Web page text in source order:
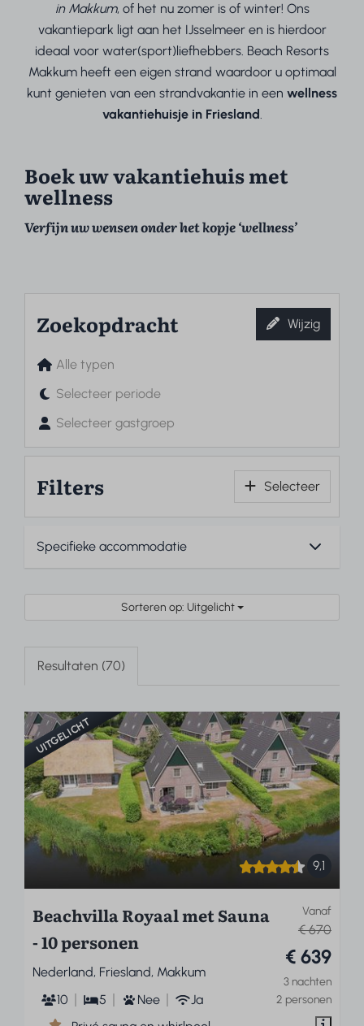
in Makkum, of het nu zomer is of winter! Ons
vakantiepark ligt aan het IJsselmeer en is hierdoor
ideaal voor water(sport)liefhebbers. Beach Resorts
Makkum heeft een eigen strand waardoor u optimaal
kunt genieten van een strandvakantie in een wellness
vakantiehuisje in Friesland.
Boek uw vakantiehuis met
wellness
Verfijn uw wensen onder het kopje ‘wellness’
Zoekopdracht Wijzig
Alle typen
Selecteer periode
Selecteer gastgroep
Filters Selecteer
Sorteren op: Uitgelicht
Resultaten (70)
UITGELICHT
9,1
Vanaf
€ 670
€ 639
3 nachten
2 personen
Beachvilla Royaal met Sauna
- 10 personen
Nederland, Friesland, Makkum
10
5 Nee
Ja